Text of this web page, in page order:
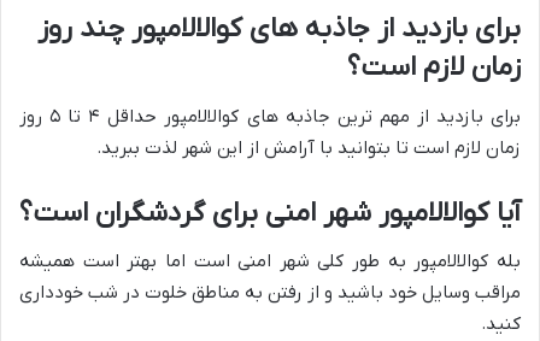
برای بازدید از جاذبه های کوالالامپور چند روز
زمان لازم است؟
برای بازدید از مهم ترین جاذبه های کوالالامپور حداقل ۴ تا ۵ روز
زمان لازم است تا بتوانید با آرامش از این شهر لذت ببرید.
آیا کوالالامپور شهر امنی برای گردشگران است؟
بله کوالالامپور به طور کلی شهر امنی است اما بهتر است همیشه
مراقب وسایل خود باشید و از رفتن به مناطق خلوت در شب خودداری
کنید.